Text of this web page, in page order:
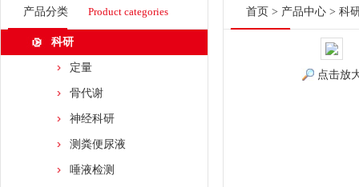
产品分类 Product categories
科研
定量
骨代谢
神经科研
测粪便尿液
唾液检测
首页 > 产品中心 > 科
点击放